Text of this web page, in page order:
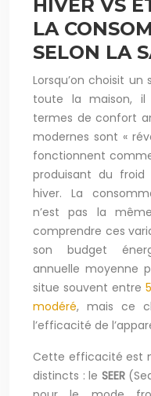
HIVER VS
LA
SELON LA
Lorsqu’on choisit
toute la maison, il
termes de confort
modernes sont «
fonctionnent
produisant du
hiver. La
n’est pas la
comprendre ces
son budget
annuelle moyenne
situe souvent entre
modéré, mais ce
l’efficacité de
Cette efficacité est
distincts : le SEER